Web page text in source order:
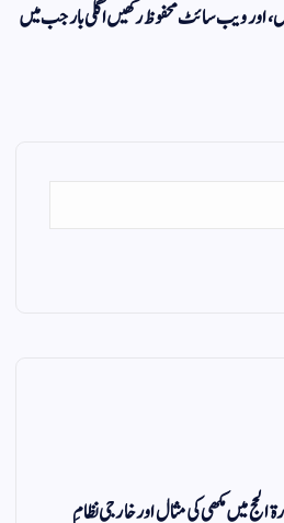
اور ویب سائٹ محفوظ رکھیں اگلی بار جب میں
الحج میں مکھی کی مثال اور خارجی نظامِ